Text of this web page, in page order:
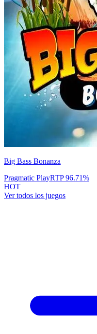
Big Bass Bonanza
Pragmatic PlayRTP96.71%
HOT
Ver todos los juegos